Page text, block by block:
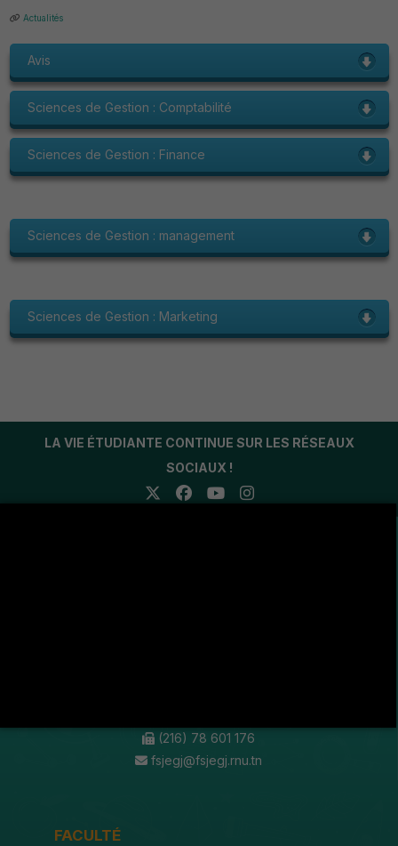
Actualités
Avis
Sciences de Gestion : Comptabilité
Sciences de Gestion : Finance
Sciences de Gestion : management
Sciences de Gestion : Marketing
LA VIE ÉTUDIANTE CONTINUE SUR LES RÉSEAUX
SOCIAUX !
(216) 78 601 176
fsjegj@fsjegj.rnu.tn
FACULTÉ